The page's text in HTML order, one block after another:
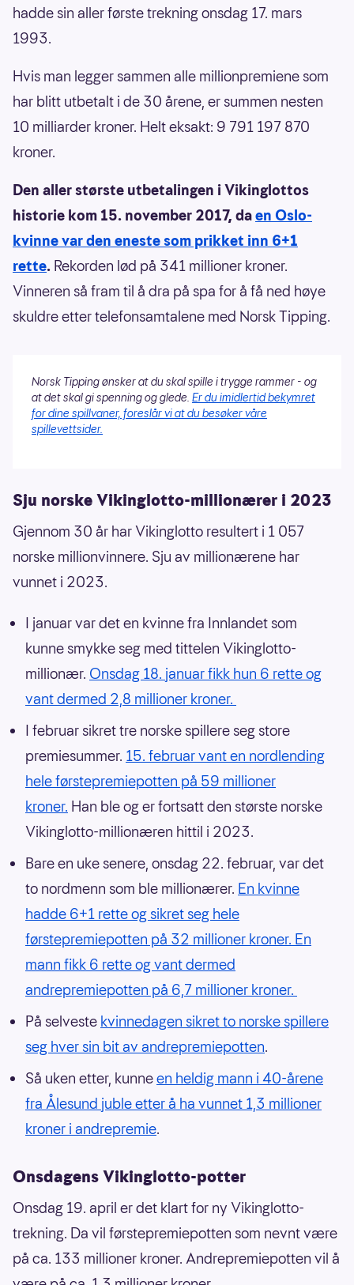
hadde sin aller første trekning onsdag 17. mars
1993.
Hvis man legger sammen alle millionpremiene som
har blitt utbetalt i de 30 årene, er summen nesten
10 milliarder kroner. Helt eksakt: 9 791 197 870
kroner.
Den aller største utbetalingen i Vikinglottos
historie kom 15. november 2017, daen Oslo-
kvinne var den eneste som prikket inn 6+1
rette. Rekorden lød på 341 millioner kroner.
Vinneren så fram til å dra på spa for å få ned høye
skuldre etter telefonsamtalene med Norsk Tipping.
Norsk Tipping ønsker at du skal spille i trygge rammer - og
at det skal gi spenning og glede. Er du imidlertid bekymret
for dine spillvaner, foreslår vi at du besøker våre
spillevettsider.
Sju norske Vikinglotto-millionærer i 2023
Gjennom 30 år har Vikinglotto resultert i 1 057
norske millionvinnere. Sju av millionærene har
vunnet i 2023.
I januar var det en kvinne fra Innlandet som
kunne smykke seg med tittelen Vikinglotto-
millionær. Onsdag 18. januar fikk hun 6 rette og
vant dermed 2,8 millioner kroner.
I februar sikret tre norske spillere seg store
premiesummer. 15. februar vant en nordlending
hele førstepremiepotten på 59 millioner
kroner. Han ble og er fortsatt den største norske
Vikinglotto-millionæren hittil i 2023.
Bare en uke senere, onsdag 22. februar, var det
to nordmenn som ble millionærer. En kvinne
hadde 6+1 rette og sikret seg hele
førstepremiepotten på 32 millioner kroner. En
mann fikk 6 rette og vant dermed
andrepremiepotten på 6,7 millioner kroner.
På selveste kvinnedagen sikret to norske spillere
seg hver sin bit av andrepremiepotten.
Så uken etter, kunneen heldig mann i 40-årene
fra Ålesund juble etter å ha vunnet 1,3 millioner
kroner i andrepremie.
Onsdagens Vikinglotto-potter
Onsdag 19. april er det klart for ny Vikinglotto-
trekning. Da vil førstepremiepotten som nevnt være
på ca. 133 millioner kroner. Andrepremiepotten vil å